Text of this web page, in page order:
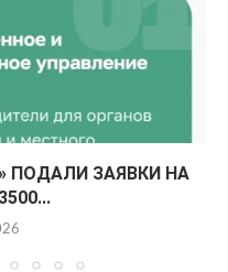
ПОДАЛИ ЗАЯВКИ НА